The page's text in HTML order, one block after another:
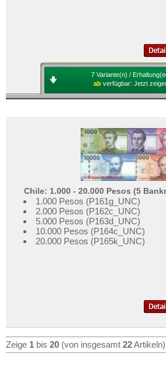
7 Variante(n) /
ab verfügbar: Jetzt
Chile: 1.000 - 20.000 Pesos (5
1.000 Pesos (P161g_UNC)
2.000 Pesos (P162c_UNC)
5.000 Pesos (P163d_UNC)
10.000 Pesos (P164c_UNC)
20.000 Pesos (P165k_UNC)
Zeige 1 bis 20 (von insgesamt 22Artikeln)